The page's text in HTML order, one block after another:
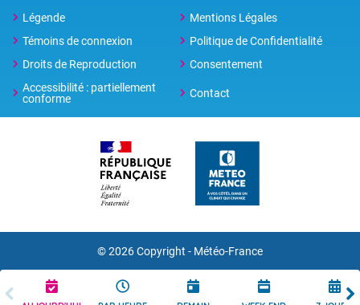
Légende
Mentions Légales
Témoins de connexion
Politique de Confidentialité
Droits de Reproduction
Consentement
Accessibilité : partiellement
conforme
Contact
© 2026 Copyright - Météo-France